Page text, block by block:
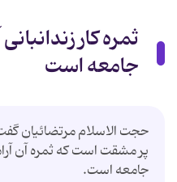
ثمره کار
جامعه است
حجت الاسلام مرتضائیان
پر مشقت است که ثمره آن
جامعه است.